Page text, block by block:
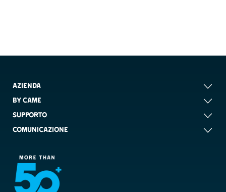
AZIENDA
BY CAME
SUPPORTO
COMUNICAZIONE